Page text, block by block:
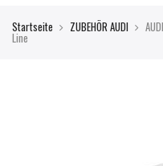
Startseite ZUBEHÖR AUDI
Line